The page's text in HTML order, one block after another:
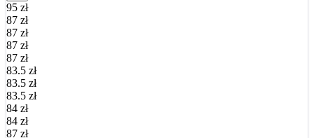
95 zł
87 zł
87 zł
87 zł
87 zł
83.5 zł
83.5 zł
83.5 zł
84 zł
84 zł
87 zł